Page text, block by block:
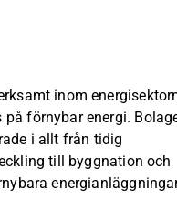
inom
på förnybar energi.
i allt från tidig
till byggnation och